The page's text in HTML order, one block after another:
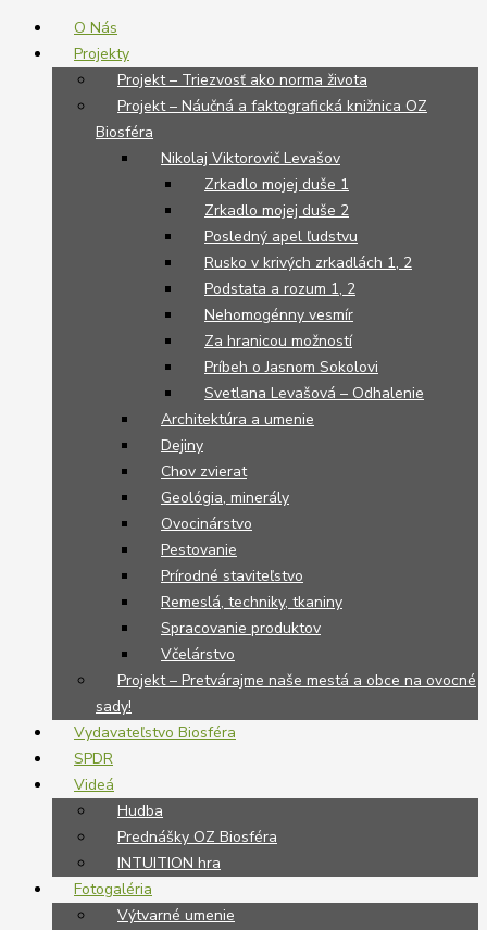
O Nás
Projekty
Projekt – Triezvosť ako norma života
Projekt – Náučná a faktografická knižnica OZ
Biosféra
Nikolaj Viktorovič Levašov
Zrkadlo mojej duše 1
Zrkadlo mojej duše 2
Posledný apel ľudstvu
Rusko v krivých zrkadlách 1, 2
Podstata a rozum 1, 2
Nehomogénny vesmír
Za hranicou možností
Príbeh o Jasnom Sokolovi
Svetlana Levašová – Odhalenie
Architektúra a umenie
Dejiny
Chov zvierat
Geológia, minerály
Ovocinárstvo
Pestovanie
Prírodné staviteľstvo
Remeslá, techniky, tkaniny
Spracovanie produktov
Včelárstvo
Projekt – Pretvárajme naše mestá a obce na ovocné
sady!
Vydavateľstvo Biosféra
SPDR
Videá
Hudba
Prednášky OZ Biosféra
INTUITION hra
Fotogaléria
Výtvarné umenie